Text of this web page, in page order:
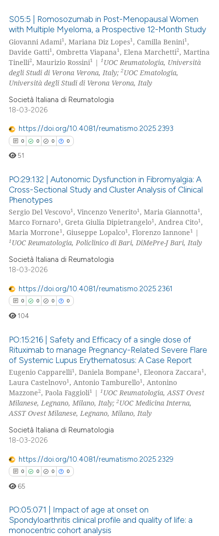
of the citation, a
describing whether
mentions, or contrasts
claim, and a label
in which section the
was made.
Citing Publications
Supporting
Mentioning
Contrasting
how this article has been
atscite.ai
been cited by providing the
of the citation, a
describing whether
mentions, or contrasts
claim, and a label
in which section the
was made.
S05:5 | Romosozumab in Post-Menopausal Women
with Multiple Myeloma, a Prospective 12-Month Study
Giovanni Adami1, Mariana Diz Lopes1, Camilla Benini1,
Davide Gatti1, Ombretta Viapana1, Elena Marchetti2, Martina
Tinelli2, Maurizio Rossini1 |1 UOC Reumatologia, Università
degli Studi di Verona Verona, Italy;2UOC Ematologia,
Università degli Studi di Verona Verona, Italy
Società Italiana di Reumatologia
18-03-2026
https://doi.org/10.4081/reumatismo.2025.2393
0 0 0 0
Citing Publications
Supporting
Mentioning
Contrasting
how this article has been
atscite.ai
cited by providing the
of the citation, a
describing whether
mentions, or contrasts
claim, and a label
in which section the
51
PO:29:132 | Autonomic Dysfunction in Fibromyalgia: A
Cross-Sectional Study and Cluster Analysis of Clinical
Phenotypes
Sergio Del Vescovo1, Vincenzo Venerito1, Maria Giannotta1,
Marco Fornaro1, Greta Giulia Dipietrangelo1, Andrea Cito1,
Maria Morrone1, Giuseppe Lopalco1, Florenzo Iannone1 |
1 UOC Reumatologia, Policlinico di Bari, DiMePre-J Bari, Italy
Società Italiana di Reumatologia
18-03-2026
https://doi.org/10.4081/reumatismo.2025.2361
0 0 0 0
Citing Publications
Supporting
Mentioning
Contrasting
how this article has been
atscite.ai
shows how a scientific paper
cited by providing the
of the citation, a
describing whether
104
PO:15:216 | Safety and Efficacy of a single dose of
Rituximab to manage Pregnancy-Related Severe Flare
of Systemic Lupus Erythematosus: A Case Report
Eugenio Capparelli1 , Daniela Bompane1 , Eleonora Zaccara1 ,
Laura Castelnovo1 , Antonio Tamburello1 , Antonino
Mazzone2, Paola Faggioli1 |1 UOC Reumatologia, ASST Ovest
Milanese, Legnano, Milano, Italy;2UOC Medicina Interna,
ASST Ovest Milanese, Legnano, Milano, Italy
Società Italiana di Reumatologia
18-03-2026
https://doi.org/10.4081/reumatismo.2025.2329
0 0 0 0
Citing Publications
65
PO:05:071 | Impact of age at onset on
Spondyloarthritis clinical profile and quality of life: a
monocentric cohort analysis